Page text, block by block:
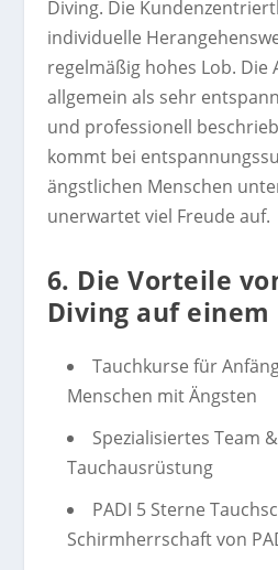
Diving. Die
individuelle
regelmäßig hohes Lob. Die
allgemein als sehr
und professionell
kommt bei
ängstlichen Menschen
unerwartet viel Freude auf.
6. Die Vorteile
Diving auf einem
Tauchkurse für
Menschen mit Ängsten
Spezialisiertes Team
Tauchausrüstung
PADI 5 Sterne
Schirmherrschaft von